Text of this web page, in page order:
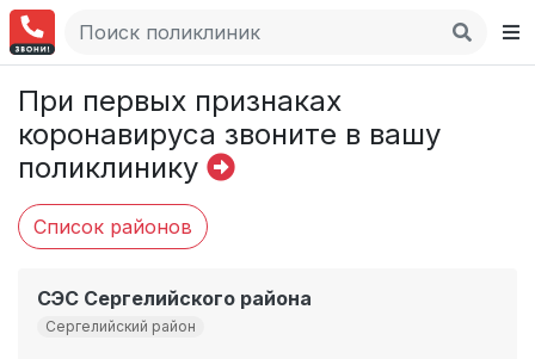
При первых признаках
коронавируса звоните в вашу
поликлинику
Список районов
СЭС Сергелийского района
Сергелийский район